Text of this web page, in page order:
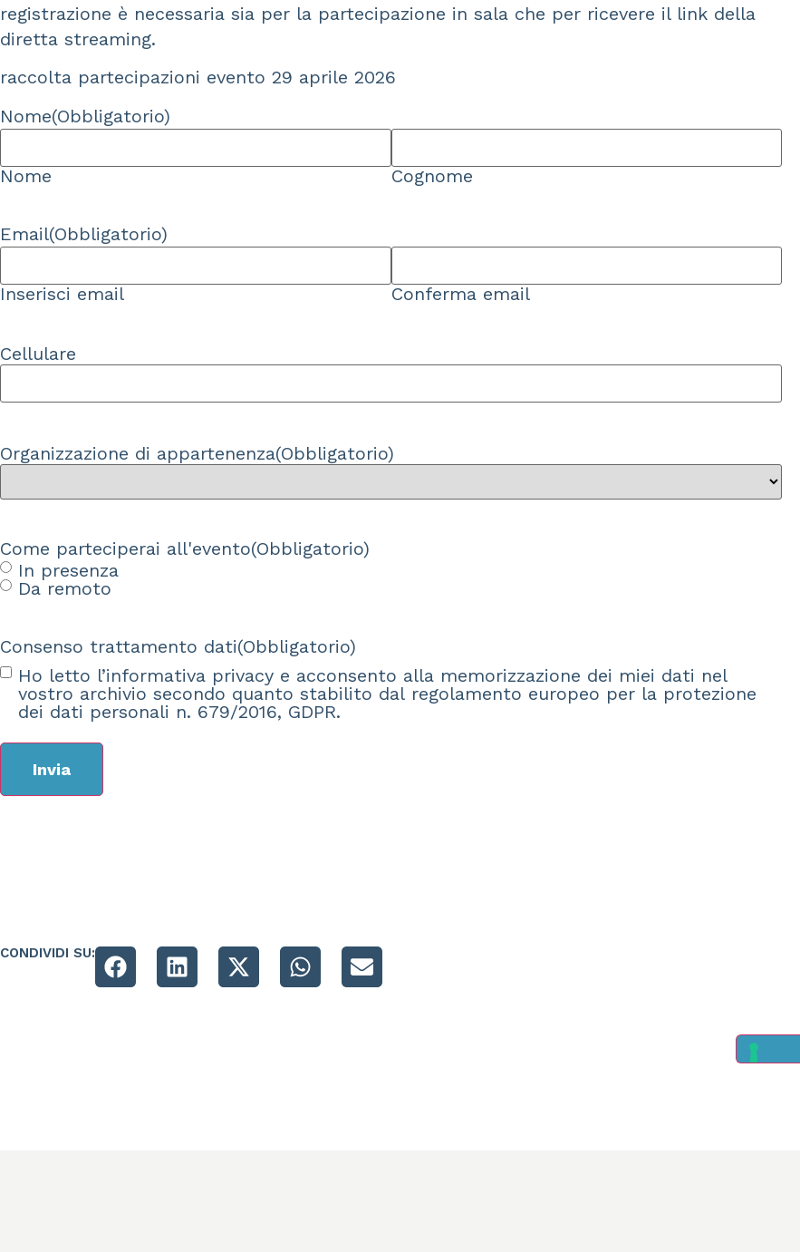
registrazione è necessaria sia per la partecipazione in sala che per ricevere il link della
diretta streaming.
raccolta partecipazioni evento 29 aprile 2026
Nome(Obbligatorio)
Nome Cognome
Email(Obbligatorio)
Inserisci email Conferma email
Cellulare
Organizzazione di appartenenza(Obbligatorio)
Come parteciperai all'evento(Obbligatorio)
In presenza
Da remoto
Consenso trattamento dati(Obbligatorio)
Ho letto l’informativa privacy e acconsento alla memorizzazione dei miei dati nel
vostro archivio secondo quanto stabilito dal regolamento europeo per la protezione
dei dati personali n. 679/2016, GDPR.
CONDIVIDI SU: